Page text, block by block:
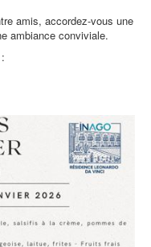
amis, accordez-vous une
ambiance conviviale.